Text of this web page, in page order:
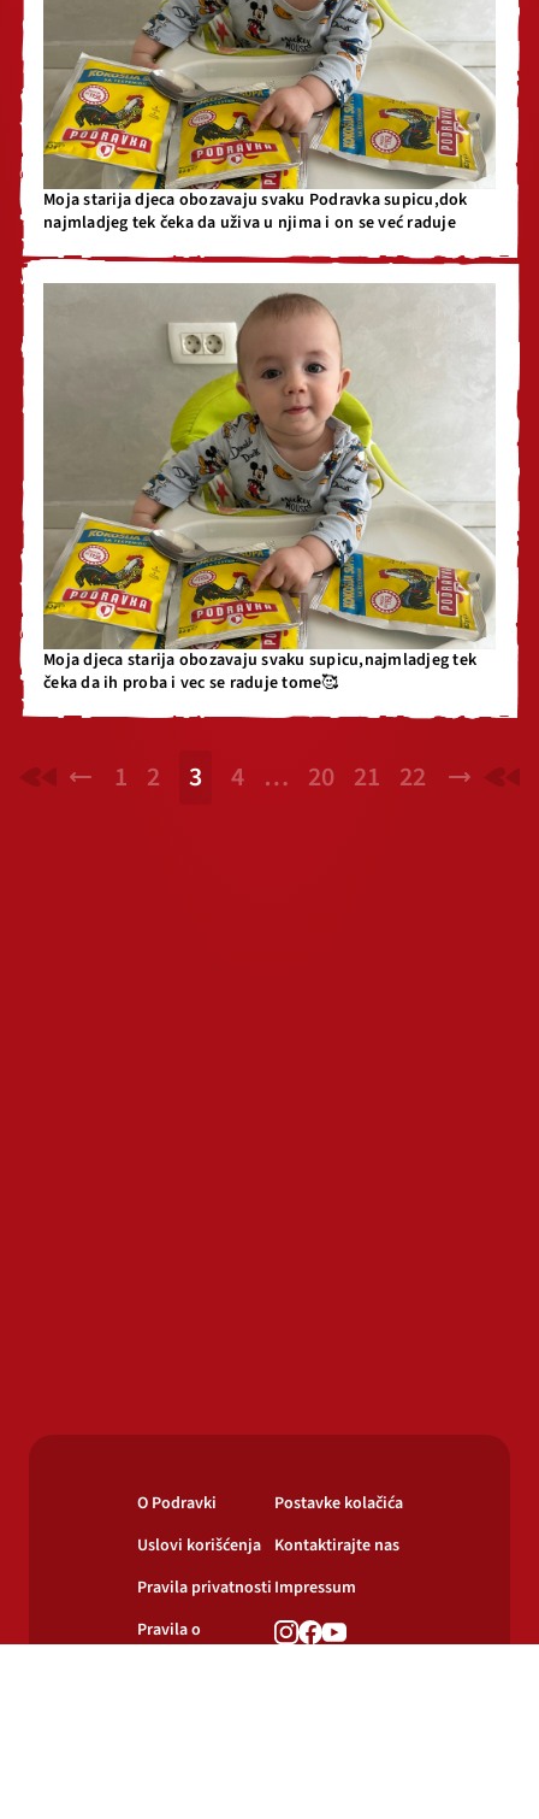
Moja starija djeca obozavaju svaku Podravka supicu,dok
najmladjeg tek čeka da uživa u njima i on se već raduje
Moja djeca starija obozavaju svaku supicu,najmladjeg tek
čeka da ih proba i vec se raduje tome🥰
1 2 3 4 … 20 21 22
O Podravki
Uslovi korišćenja
Pravila privatnosti
Pravila o
Postavke kolačića
Kontaktirajte nas
Impressum